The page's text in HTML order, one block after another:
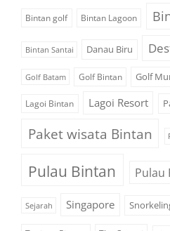
Bintan golf Bintan Lagoon
Bintan Santai Danau Biru
Golf Batam Golf Bintan Golf
Lagoi Bintan Lagoi Resort
Paket wisata Bintan
Pulau Bintan Pulau
Sejarah Singapore